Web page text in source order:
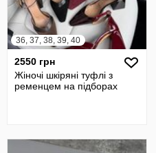
36, 37, 38, 39, 40
2550 грн
Жіночі шкіряні туфлі з
ременцем на підборах